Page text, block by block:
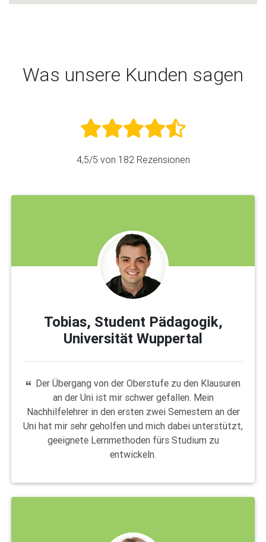
Was unsere Kunden sagen
4,5/5 von 182 Rezensionen
Tobias, Student Pädagogik,
Universität Wuppertal
Der Übergang von der Oberstufe zu den Klausuren
an der Uni ist mir schwer gefallen. Mein
Nachhilfelehrer in den ersten zwei Semestern an der
Uni hat mir sehr geholfen und mich dabei unterstützt,
geeignete Lernmethoden fürs Studium zu
entwickeln.